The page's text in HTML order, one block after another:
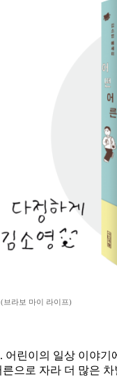
브라보 마이 라이프)
린이의 일상 이야
으로 자라 더 많은